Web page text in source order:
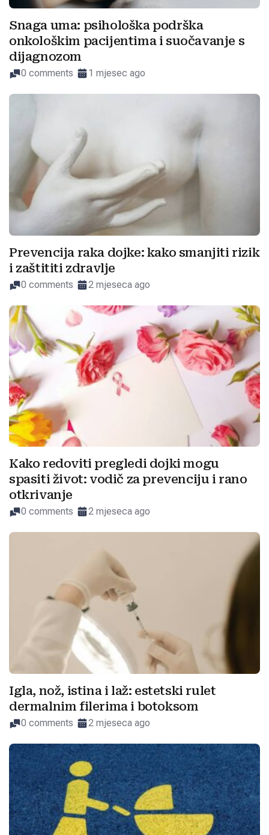
Snaga uma: psihološka podrška
onkološkim pacijentima i suočavanje s
dijagnozom
0 comments 1 mjesec ago
Prevencija raka dojke: kako smanjiti rizik
i zaštititi zdravlje
0 comments 2 mjeseca ago
Kako redoviti pregledi dojki mogu
spasiti život: vodič za prevenciju i rano
otkrivanje
0 comments 2 mjeseca ago
Igla, nož, istina i laž: estetski rulet
dermalnim filerima i botoksom
0 comments 2 mjeseca ago